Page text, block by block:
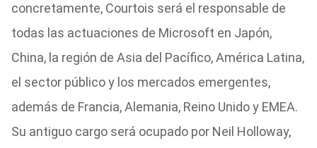
concretamente, Courtois será el responsable de
todas las actuaciones de Microsoft en Japón,
China, la región de Asia del Pacífico, América Latina,
el sector público y los mercados emergentes,
además de Francia, Alemania, Reino Unido y EMEA.
Su antiguo cargo será ocupado por Neil Holloway,